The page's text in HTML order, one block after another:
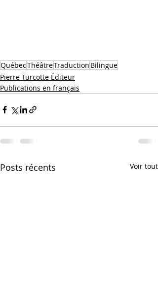
QuébecThéâtreTraduction Bilingue
Pierre Turcotte Éditeur
Publications en français
Posts récents Voir tout